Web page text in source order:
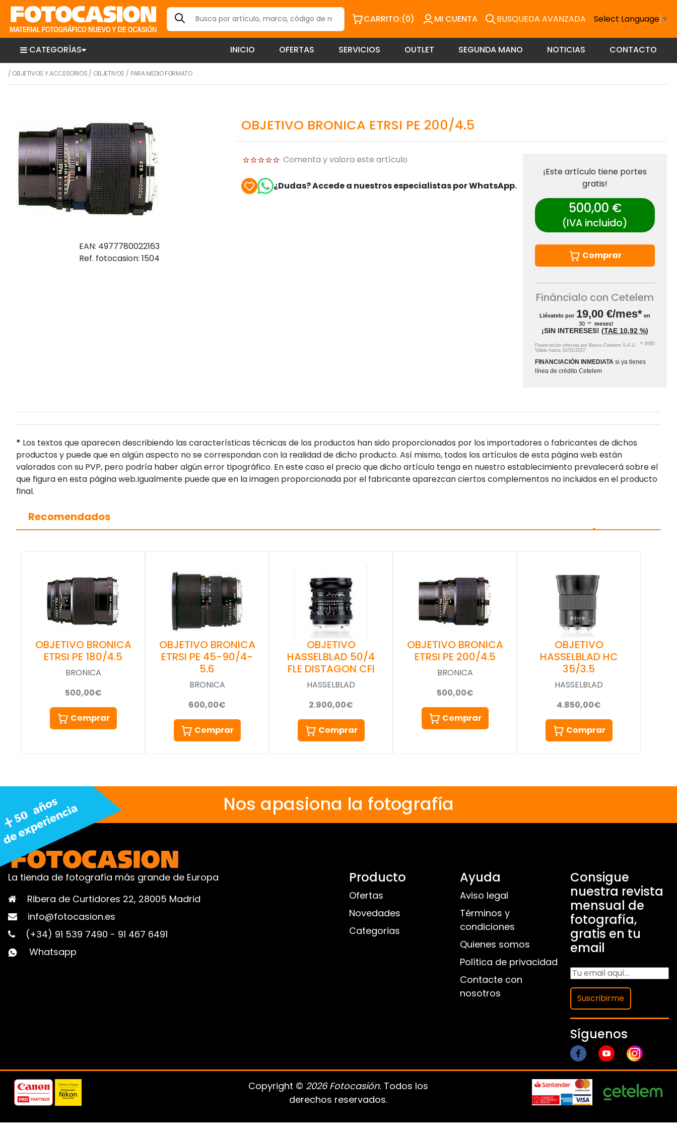
CARRITO:(0) MI CUENTA BUSQUEDA AVANZADA Select Language ▼
CATEGORÍAS INICIO OFERTAS SERVICIOS OUTLET SEGUNDA MANO NOTICIAS CONTACTO
/ OBJETIVOS Y ACCESORIOS / OBJETIVOS / PARA MEDIO FORMATO
EAN: 4977780022163
Ref. fotocasion: 1504
OBJETIVO BRONICA ETRSI PE 200/4.5
Comenta y valora este artículo
¿Dudas? Accede a nuestros especialistas por WhatsApp.
¡Este artículo tiene portes
gratis!
500,00 €
(IVA incluido)
Comprar
Fináncialo con Cetelem
Llévatelo por 19,00 €/mes* en
meses!
¡SIN INTERESES!(TAE10,92 %)
Financiación ofrecida por Banco Cetelem S.A.U.
Válido hasta31/01/2027
+ info
FINANCIACIÓN INMEDIATA si ya tienes
línea de crédito Cetelem
* Los textos que aparecen describiendo las características técnicas de los productos han sido proporcionados por los importadores o fabricantes de dichos
productos y puede que en algún aspecto no se correspondan con la realidad de dicho producto. Así mismo, todos los artículos de esta página web están
valorados con su PVP, pero podría haber algún error tipográfico. En este caso el precio que dicho artículo tenga en nuestro establecimiento prevalecerá sobre el
que figura en esta página web.Igualmente puede que en la imagen proporcionada por el fabricante aparezcan ciertos complementos no incluidos en el producto
final.
Recomendados
OBJETIVO BRONICA
ETRSI PE 180/4.5
BRONICA
500,00€
Comprar
OBJETIVO BRONICA
ETRSI PE 45-90/4-
5.6
BRONICA
600,00€
Comprar
OBJETIVO
HASSELBLAD 50/4
FLE DISTAGON CFI
HASSELBLAD
2.900,00€
Comprar
OBJETIVO BRONICA
ETRSI PE 200/4.5
BRONICA
500,00€
Comprar
OBJETIVO
HASSELBLAD HC
35/3.5
HASSELBLAD
4.850,00€
Comprar
Nos apasiona la fotografía
La tienda de fotografía más grande de Europa
Ribera de Curtidores 22, 28005 Madrid
info@fotocasion.es
(+34) 91 539 7490 - 91 467 6491
Whatsapp
Producto
Ofertas
Novedades
Categorias
Ayuda
Aviso legal
Términos y
condiciones
Quienes somos
Política de privacidad
Contacte con
nosotros
Consigue
nuestra revista
mensual de
fotografía,
gratis en tu
email
Suscribirme
Síguenos
Copyright © 2026 Fotocasión. Todos los
derechos reservados.